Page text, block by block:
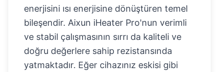
enerjisini ısı enerjisine dönüştüren temel
bileşendir. Aixun iHeater Pro'nun verimli
ve stabil çalışmasının sırrı da kaliteli ve
doğru değerlere sahip rezistansında
yatmaktadır. Eğer cihazınız eskisi gibi